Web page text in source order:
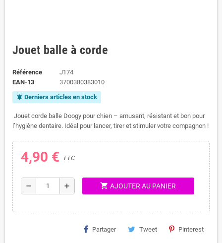
Jouet balle à corde
Référence
J174
EAN-13
3700380383010
notifications_active Derniers articles en stock
Jouet corde balle Doogy pour chien – amusant, résistant et bon pour
l’hygiène dentaire. Idéal pour lancer, tirer et stimuler votre compagnon !
4,90 € TTC
remove add shopping_cart AJOUTER AU PANIER
Partager Tweet Pinterest